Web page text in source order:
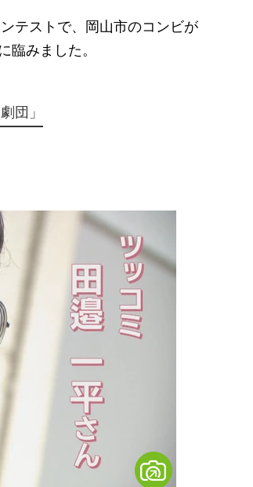
テストで、岡山市のコンビが
臨みました。
団」